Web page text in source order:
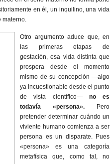
en él, un inquilino, una vida
materno.
Otro argumento aduce que, en
las primeras etapas de
gestación, esa vida distinta que
prospera desde el momento
mismo de su concepción —algo
ya incuestionable desde el punto
de vista científico— no es
todavía «persona». Pero
pretender determinar cuándo un
viviente humano comienza a ser
persona es un disparate. Pues
«persona» es una categoría
metafísica que, como tal, no